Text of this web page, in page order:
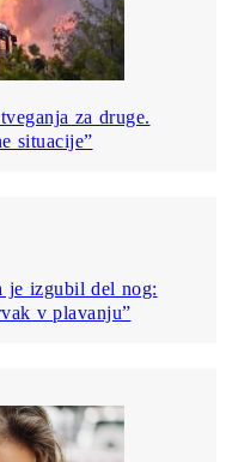
za druge.
situacije”
je izgubil del nog:
v plavanju”